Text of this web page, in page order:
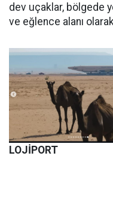
dev uçaklar, bölgede
ve eğlence alanı
LOJİPORT